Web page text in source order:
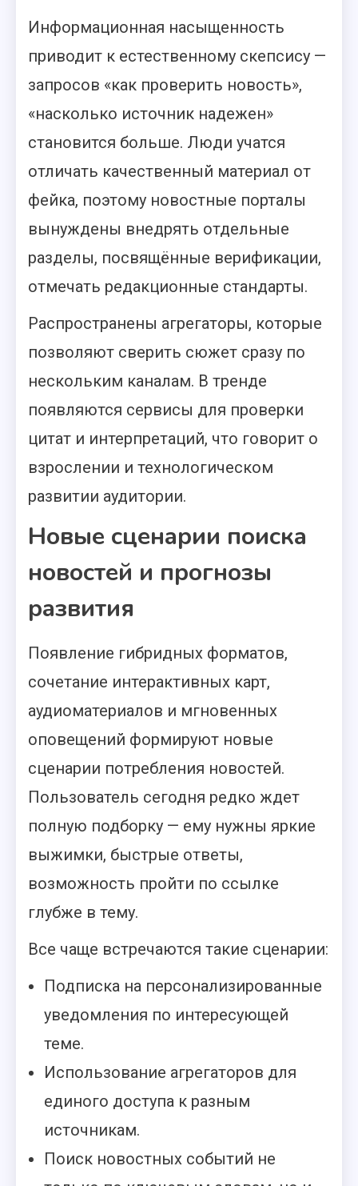
Информационная насыщенность
приводит к естественному скепсису —
запросов «как проверить новость»,
«насколько источник надежен»
становится больше. Люди учатся
отличать качественный материал от
фейка, поэтому новостные порталы
вынуждены внедрять отдельные
разделы, посвящённые верификации,
отмечать редакционные стандарты.
Распространены агрегаторы, которые
позволяют сверить сюжет сразу по
нескольким каналам. В тренде
появляются сервисы для проверки
цитат и интерпретаций, что говорит о
взрослении и технологическом
развитии аудитории.
Новые сценарии поиска
новостей и прогнозы
развития
Появление гибридных форматов,
сочетание интерактивных карт,
аудиоматериалов и мгновенных
оповещений формируют новые
сценарии потребления новостей.
Пользователь сегодня редко ждет
полную подборку — ему нужны яркие
выжимки, быстрые ответы,
возможность пройти по ссылке
глубже в тему.
Все чаще встречаются такие сценарии:
Подписка на персонализированные
уведомления по интересующей
теме.
Использование агрегаторов для
единого доступа к разным
источникам.
Поиск новостных событий не